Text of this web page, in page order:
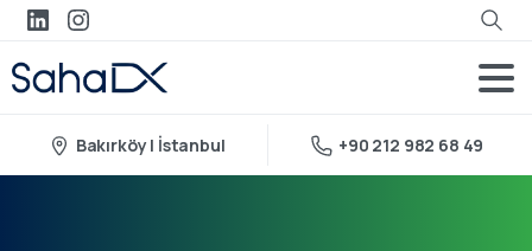
Bakırköy | İstanbul +90 212 982 68 49